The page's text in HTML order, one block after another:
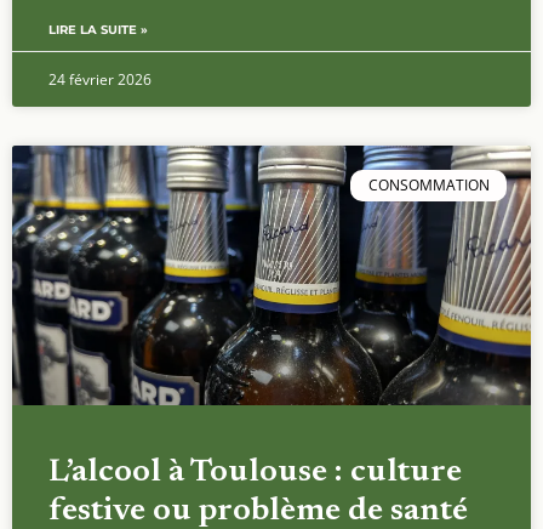
LIRE LA SUITE »
24 février 2026
CONSOMMATION
L’alcool à Toulouse : culture
festive ou problème de santé